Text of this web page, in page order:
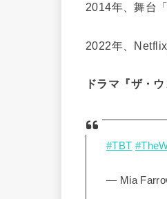
2014年、舞台
2022年、
ドラマ『ザ・
#TBT
— Mia